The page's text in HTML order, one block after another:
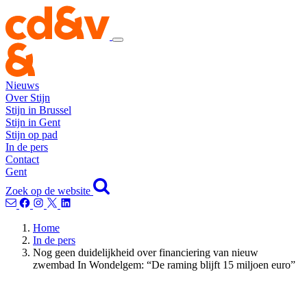
Nieuws
Over Stijn
Stijn in Brussel
Stijn in Gent
Stijn op pad
In de pers
Contact
Gent
Zoek op de website
Home
In de pers
Nog geen duidelijkheid over financiering van nieuw
zwembad In Wondelgem: “De raming blijft 15 miljoen euro”